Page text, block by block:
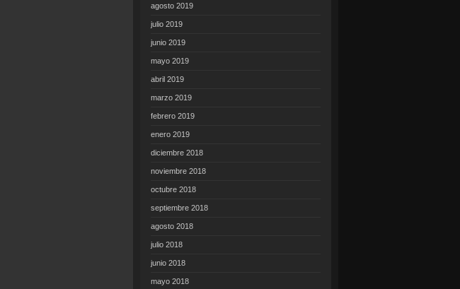
agosto 2019
julio 2019
junio 2019
mayo 2019
abril 2019
marzo 2019
febrero 2019
enero 2019
diciembre 2018
noviembre 2018
octubre 2018
septiembre 2018
agosto 2018
julio 2018
junio 2018
mayo 2018